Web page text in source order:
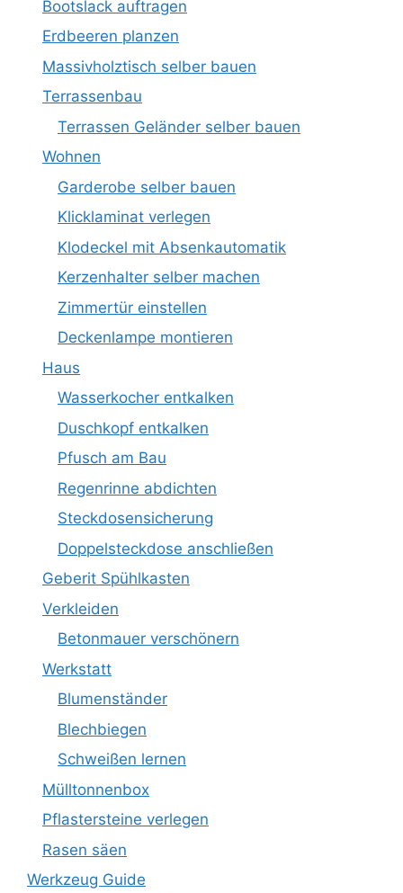
Bootslack auftragen
Erdbeeren planzen
Massivholztisch selber bauen
Terrassenbau
Terrassen Geländer selber bauen
Wohnen
Garderobe selber bauen
Klicklaminat verlegen
Klodeckel mit Absenkautomatik
Kerzenhalter selber machen
Zimmertür einstellen
Deckenlampe montieren
Haus
Wasserkocher entkalken
Duschkopf entkalken
Pfusch am Bau
Regenrinne abdichten
Steckdosensicherung
Doppelsteckdose anschließen
Geberit Spühlkasten
Verkleiden
Betonmauer verschönern
Werkstatt
Blumenständer
Blechbiegen
Schweißen lernen
Mülltonnenbox
Pflastersteine verlegen
Rasen säen
Werkzeug Guide